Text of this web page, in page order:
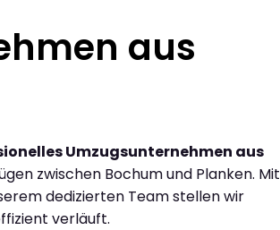
aus
Umzugsunternehmen aus
zwischen Bochum und Planken. Mit
dedizierten Team stellen wir
verläuft.